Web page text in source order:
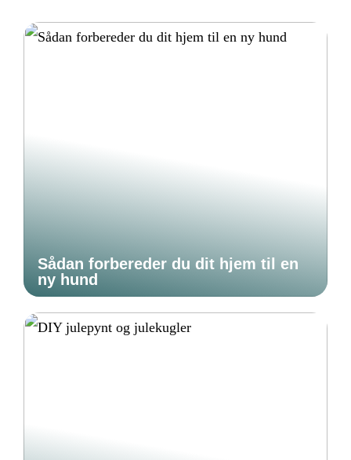
Sådan forbereder du dit hjem til en
ny hund